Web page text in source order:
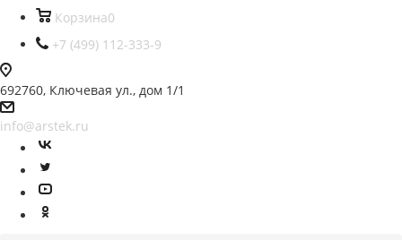
Корзина0
+7 (499) 112-333-9
692760, Ключевая ул., дом 1/1
info@arstek.ru